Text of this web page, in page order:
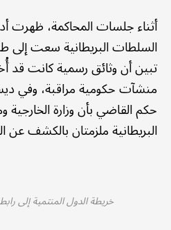
أثناء جلسات المحاكمة، ظهرت
السلطات البريطانية سعت
تبين أن وثائق رسمية كانت قد
حكم القاضي بأن وزارة
البريطانية ملزمتان بالكشف عن
خريطة الدول المنتمية إلى